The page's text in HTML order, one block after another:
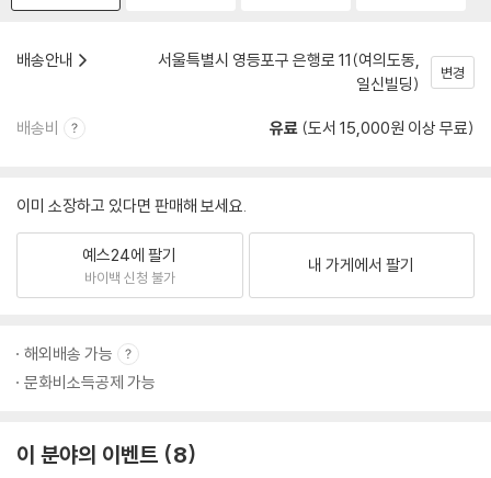
배송안내
서울특별시 영등포구 은행로 11(여의도동,
일신빌딩)
변경
배송비 유료 (도서 15,000원 이상 무료)
이미 소장하고 있다면 판매해 보세요.
예스24에 팔기
바이백 신청 불가
내 가게에서 팔기
해외배송 가능
문화비소득공제 가능
이 분야의 이벤트 8